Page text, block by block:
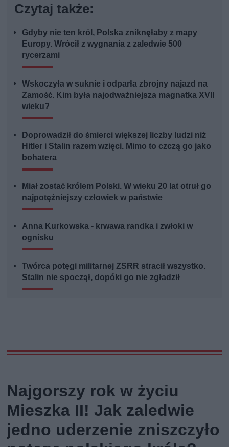
Czytaj także:
Gdyby nie ten król, Polska zniknęłaby z mapy
Europy. Wrócił z wygnania z zaledwie 500
rycerzami
Wskoczyła w suknie i odparła zbrojny najazd na
Zamość. Kim była najodważniejsza magnatka XVII
wieku?
Doprowadził do śmierci większej liczby ludzi niż
Hitler i Stalin razem wzięci. Mimo to czczą go jako
bohatera
Miał zostać królem Polski. W wieku 20 lat otruł go
najpotężniejszy człowiek w państwie
Anna Kurkowska - krwawa randka i zwłoki w
ognisku
Twórca potęgi militarnej ZSRR stracił wszystko.
Stalin nie spoczął, dopóki go nie zgładził
Najgorszy rok w życiu
Mieszka II! Jak zaledwie
jedno uderzenie zniszczyło